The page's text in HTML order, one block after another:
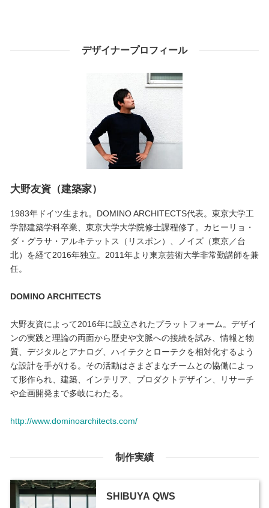
デザイナープロフィール
大野友資（建築家）
1983年ドイツ生まれ。DOMINO ARCHITECTS代表。東京大学工
学部建築学科卒業、東京大学大学院修士課程修了。カヒーリョ・
ダ・グラサ・アルキテットス（リスボン）、ノイズ（東京／台
北）を経て2016年独立。2011年より東京芸術大学非常勤講師を兼
任。
DOMINO ARCHITECTS
大野友資によって2016年に設立されたプラットフォーム。デザイ
ンの実践と理論の両面から歴史や文脈への接続を試み、情報と物
質、デジタルとアナログ、ハイテクとローテクを相対化するよう
な設計を手がける。その活動はさまざまなチームとの協働によっ
て形作られ、建築、インテリア、プロダクトデザイン、リサーチ
や企画開発まで多岐にわたる。
http://www.dominoarchitects.com/
制作実績
SHIBUYA QWS